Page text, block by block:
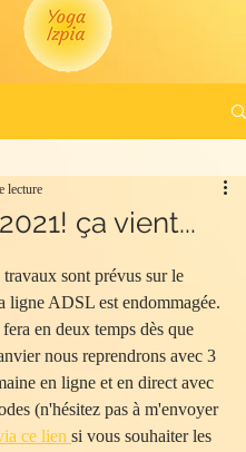
ça vient...
lecture
sur 5.
sont prévus sur le
ligne ADSL est endommagée.
en deux temps dès que
nous reprendrons avec 3
en ligne et en direct avec
(n'hésitez pas à m'envoyer
ce lien si vous souhaiter les